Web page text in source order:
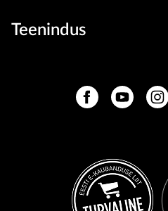
Teenindus